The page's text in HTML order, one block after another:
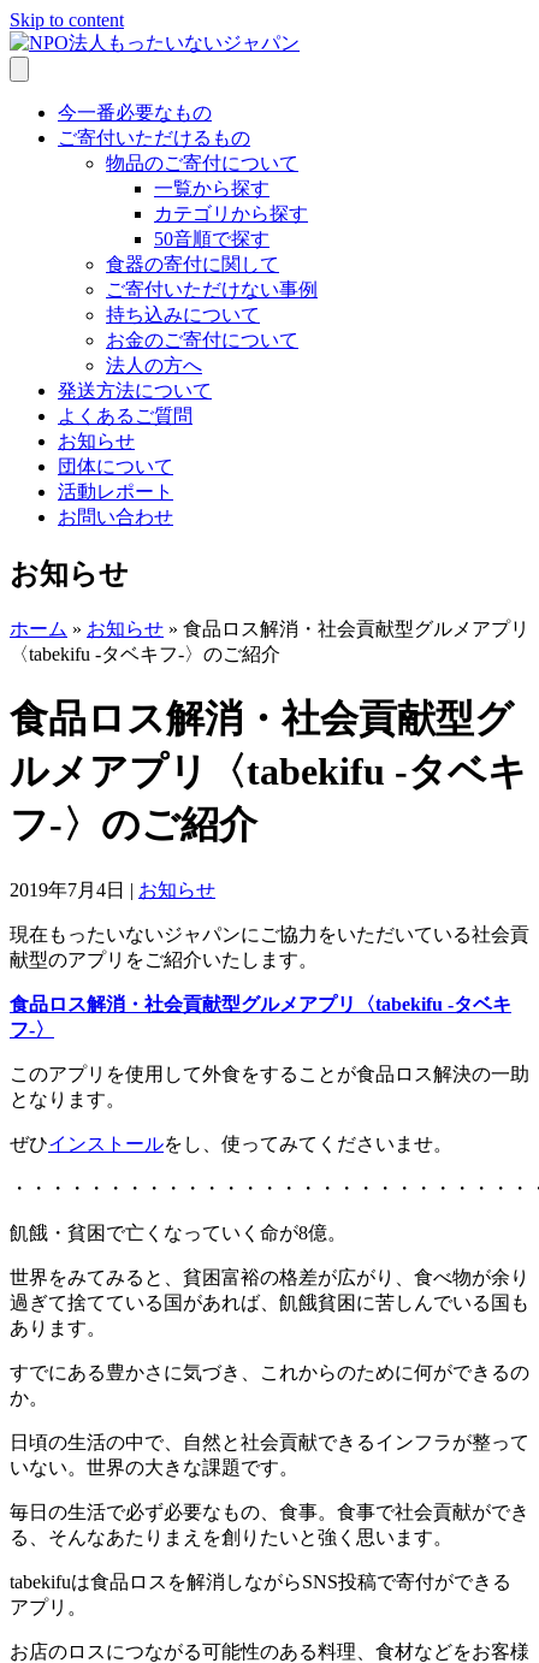
Skip to content
今一番必要なもの
ご寄付いただけるもの
物品のご寄付について
一覧から探す
カテゴリから探す
50音順で探す
食器の寄付に関して
ご寄付いただけない事例
持ち込みについて
お金のご寄付について
法人の方へ
発送方法について
よくあるご質問
お知らせ
団体について
活動レポート
お問い合わせ
お知らせ
ホーム » お知らせ » 食品ロス解消・社会貢献型グルメアプリ
〈tabekifu -タベキフ-〉のご紹介
食品ロス解消・社会貢献型グ
ルメアプリ〈tabekifu -タベキ
フ-〉のご紹介
2019年7月4日 | お知らせ
現在もったいないジャパンにご協力をいただいている社会貢
献型のアプリをご紹介いたします。
食品ロス解消・社会貢献型グルメアプリ〈tabekifu -タベキ
フ-〉
このアプリを使用して外食をすることが食品ロス解決の一助
となります。
ぜひインストールをし、使ってみてくださいませ。
・・・・・・・・・・・・・・・・・・・・・・・・・・・
飢餓・貧困で亡くなっていく命が8億。
世界をみてみると、貧困富裕の格差が広がり、食べ物が余り
過ぎて捨てている国があれば、飢餓貧困に苦しんでいる国も
あります。
すでにある豊かさに気づき、これからのために何ができるの
か。
日頃の生活の中で、自然と社会貢献できるインフラが整って
いない。世界の大きな課題です。
毎日の生活で必ず必要なもの、食事。食事で社会貢献ができ
る、そんなあたりまえを創りたいと強く思います。
tabekifuは食品ロスを解消しながらSNS投稿で寄付ができる
アプリ。
お店のロスにつながる可能性のある料理、食材などをお客様